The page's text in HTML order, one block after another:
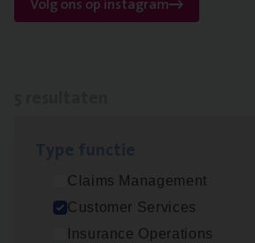
Claims Management
Customer Services
Insurance Operations
Insu­ran­ce Bro­ker Trans­port
Antwerpen